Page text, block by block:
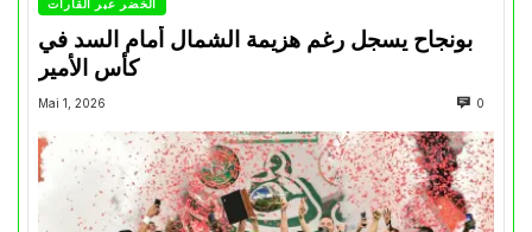
الخضر عبر القارات
بونجاح يسجل رغم هزيمة الشمال أمام السد في
كأس الأمير
Mai 1, 2026 0